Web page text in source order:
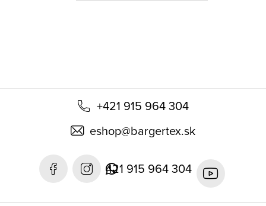
+421 915 964 304
eshop@bargertex.sk
421 915 964 304